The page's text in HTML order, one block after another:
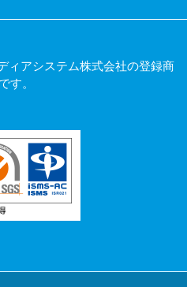
ィアシステム株式会社の登録商
す。